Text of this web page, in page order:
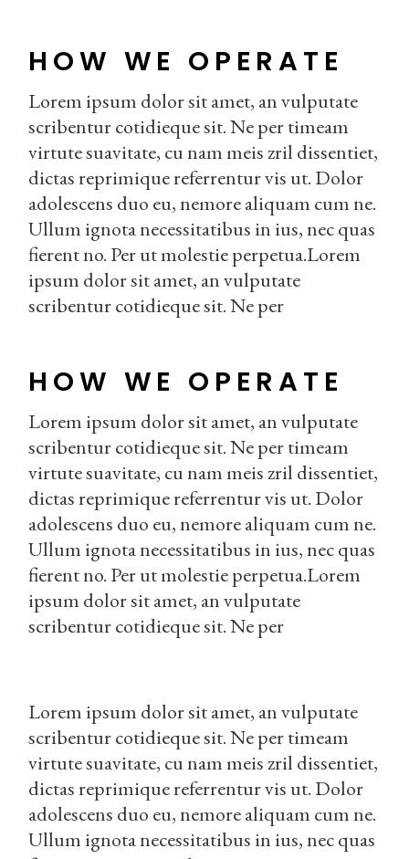
HOW WE OPERATE
Lorem ipsum dolor sit amet, an vulputate
scribentur cotidieque sit. Ne per timeam
virtute suavitate, cu nam meis zril dissentiet,
dictas reprimique referrentur vis ut. Dolor
adolescens duo eu, nemore aliquam cum ne.
Ullum ignota necessitatibus in ius, nec quas
fierent no. Per ut molestie perpetua.Lorem
ipsum dolor sit amet, an vulputate
scribentur cotidieque sit. Ne per
HOW WE OPERATE
Lorem ipsum dolor sit amet, an vulputate
scribentur cotidieque sit. Ne per timeam
virtute suavitate, cu nam meis zril dissentiet,
dictas reprimique referrentur vis ut. Dolor
adolescens duo eu, nemore aliquam cum ne.
Ullum ignota necessitatibus in ius, nec quas
fierent no. Per ut molestie perpetua.Lorem
ipsum dolor sit amet, an vulputate
scribentur cotidieque sit. Ne per
Lorem ipsum dolor sit amet, an vulputate
scribentur cotidieque sit. Ne per timeam
virtute suavitate, cu nam meis zril dissentiet,
dictas reprimique referrentur vis ut. Dolor
adolescens duo eu, nemore aliquam cum ne.
Ullum ignota necessitatibus in ius, nec quas